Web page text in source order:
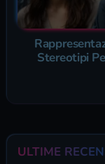
Stereotipi
ULTIME